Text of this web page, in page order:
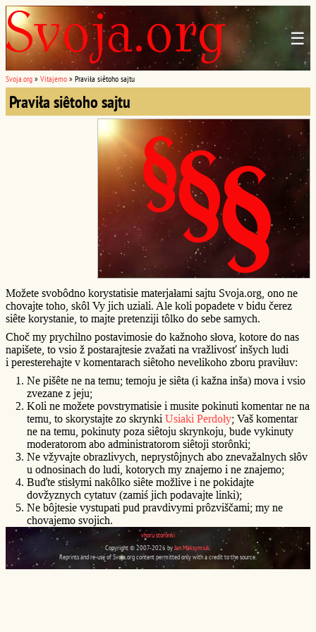
☰
Svoja.org » Vitajemo » Praviła siêtoho sajtu
Praviła siêtoho sajtu
Možete svobôdno korystatisie materjałami sajtu Svoja.org, ono ne
chovajte toho, skôl Vy jich uziali. Ale koli popadete v bidu čerez
siête korystanie, to majte pretenziji tôlko do sebe samych.
Choč my prychilno postavimosie do kažnoho słova, kotore do nas
napišete, to vsio ž postarajtesie zvažati na vražlivosť inšych ludi
i peresterehajte v komentarach siêtoho nevelikoho zboru praviłuv:
Ne pišête ne na temu; temoju je siêta (i kažna inša) mova i vsio
zvezane z jeju;
Koli ne možete povstrymatisie i musite pokinuti komentar ne na
temu, to skorystajte zo skrynki Usiaki Perdoły; Vaš komentar
ne na temu, pokinuty poza siêtoju skrynkoju, bude vykinuty
moderatorom abo administratorom siêtoji storônki;
Ne vžyvajte obrazlivych, neprystôjnych abo znevažalnych słôv
u odnosinach do ludi, kotorych my znajemo i ne znajemo;
Buďte stisłymi nakôlko siête možlive i ne pokidajte
dovžyznych cytatuv (zamiś jich podavajte linki);
Ne bôjtesie vystupati pud pravdivymi prôzviščami; my ne
chovajemo svojich.
vhoru storônki
Copyright © 2007-2026 byJan Maksymiuk
Reprints and re-use of Svoja.org content permitted only with a credit to the source.